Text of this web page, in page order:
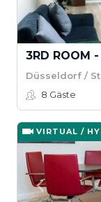
3RD ROOM
Düsseldorf /
8 Gäste
VIRTUAL /